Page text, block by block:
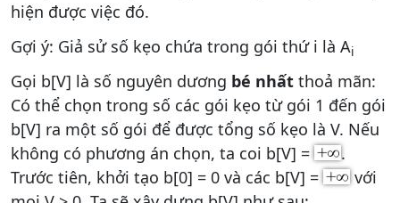
hiện được việc đó.
Gợi ý: Giả sử số kẹo chứa trong gói thứ i là Ai
Gọi b[V] là số nguyên dương bé nhất thoả mãn:
Có thể chọn trong số các gói kẹo từ gói 1 đến gói
b[V] ra một số gói để được tổng số kẹo là V. Nếu
không có phương án chọn, ta coi b[V] =
.
Trước tiên, khởi tạo b[0] = 0 và các b[V] =
với